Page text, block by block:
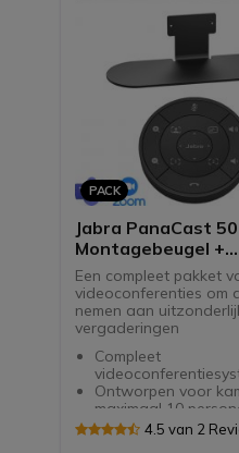
PACK
Jabra PanaCast
Montagebeugel +
Een compleet pakket
videoconferenties om
nemen aan
vergaderingen
Compleet
Ontworpen voor
maximaal 10
4K videokwaliteit
4.5 van 2